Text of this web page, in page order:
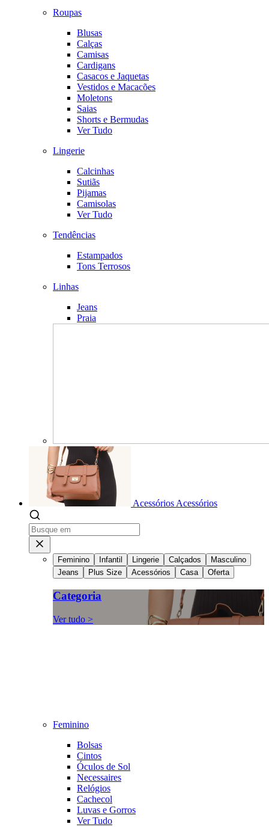
Roupas
Blusas
Calças
Camisas
Cardigans
Casacos e Jaquetas
Vestidos e Macacões
Moletons
Saias
Shorts e Bermudas
Ver Tudo
Lingerie
Calcinhas
Sutiãs
Pijamas
Camisolas
Ver Tudo
Tendências
Estampados
Tons Terrosos
Linhas
Jeans
Praia
Acessórios Acessórios
Feminino Infantil Lingerie Calçados
Masculino
Jeans
Plus Size Acessórios Casa Oferta
Categoria
Ver tudo >
Feminino
Bolsas
Cintos
Óculos de Sol
Necessaires
Relógios
Cachecol
Luvas e Gorros
Ver Tudo